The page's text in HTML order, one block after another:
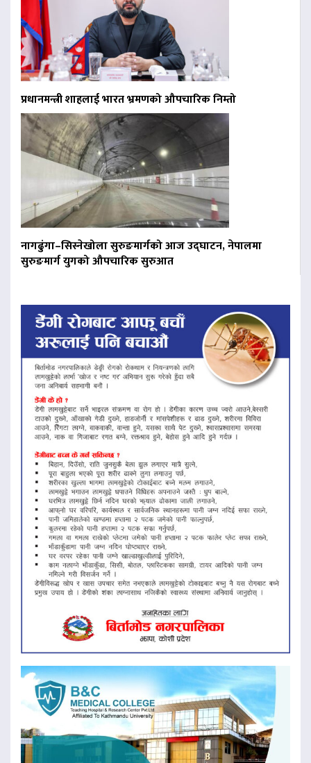
प्रधानमन्त्री शाहलाई भारत भ्रमणको औपचारिक निम्तो
नागढुंगा–सिस्नेखोला सुरुङमार्गको आज उद्घाटन, नेपालमा
सुरुङमार्ग युगको औपचारिक सुरुआत